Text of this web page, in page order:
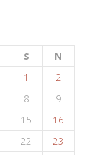
S N
1
2
8
9
15
16
22
23